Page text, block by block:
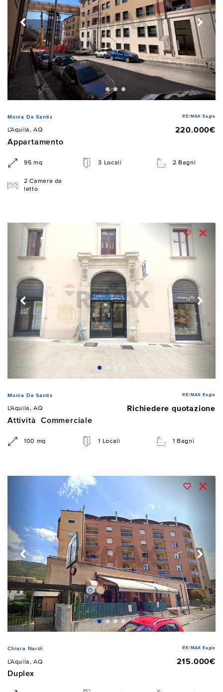
Monia De Santis RE/MAX Eagle
L'Aquila, AQ
220.000€
Appartamento
95 mq 3 Locali 2 Bagni
2 Camere da
letto
Monia De Santis RE/MAX Eagle
L'Aquila, AQ
Richiedere quotazione
Attività Commerciale
100 mq 1 Locali 1 Bagni
Chiara Nardi RE/MAX Eagle
L'Aquila, AQ
215.000€
Duplex